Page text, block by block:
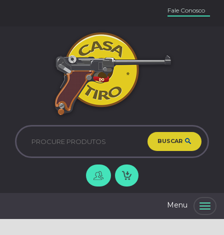
Fale Conosco
BUSCAR